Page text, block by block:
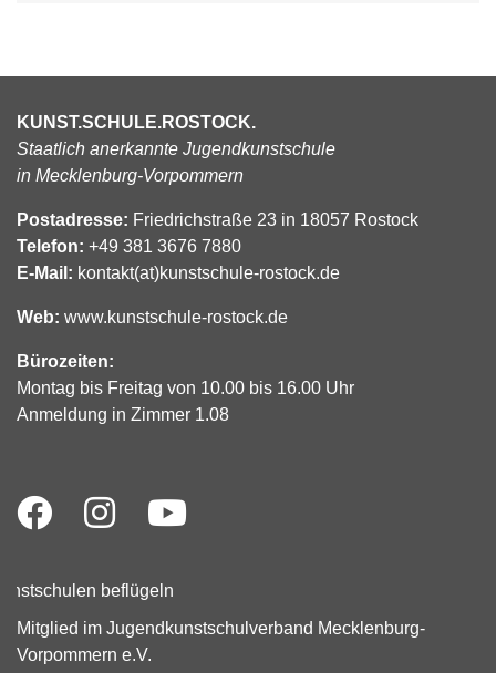
KUNST.SCHULE.ROSTOCK.
Staatlich anerkannte Jugendkunstschule
in Mecklenburg-Vorpommern
Postadresse: Friedrichstraße 23 in 18057 Rostock
Telefon: +49 381 3676 7880
E-Mail: kontakt(at)kunstschule-rostock.de
Web: www.kunstschule-rostock.de
Bürozeiten:
Montag bis Freitag von 10.00 bis 16.00 Uhr
Anmeldung in Zimmer 1.08
Mitglied im Jugendkunstschulverband Mecklenburg-
Vorpommern e.V.